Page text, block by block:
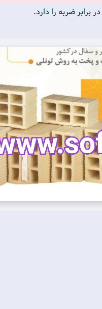
ضربه را دارد.